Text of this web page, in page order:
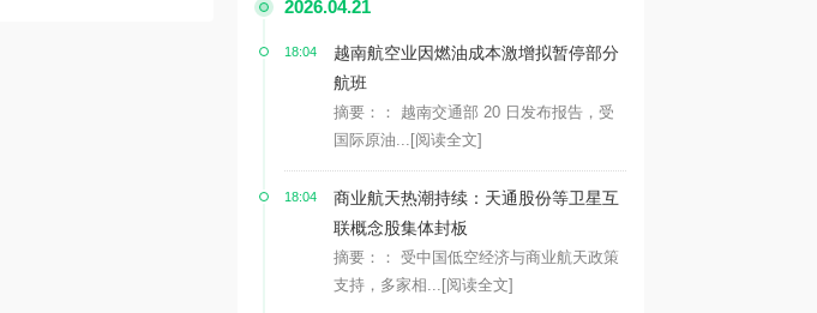
2026.04.21
18:04
越南航空业因燃油成本激增拟暂停部分
航班
摘要：： 越南交通部 20 日发布报告，受
国际原油... [阅读全文]
18:04
商业航天热潮持续：天通股份等卫星互
联概念股集体封板
摘要：： 受中国低空经济与商业航天政策
支持，多家相... [阅读全文]